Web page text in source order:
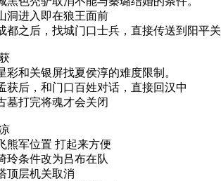
洞进入即在狼王面前
都之后，找城门口士兵，直接传送到阳平关
彩和关银屏找夏侯淳的难度限制。
获后，和门口百姓对话，直接回汉中
墓打完将魂才会关闭
熊军位置 打起来方便
玲条件改为吕布在队
顶层机关取消